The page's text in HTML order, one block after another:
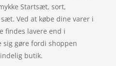
Startsæt, sort,
Ved at købe dine varer i
findes lavere end i
sig gøre fordi shoppen
butik.